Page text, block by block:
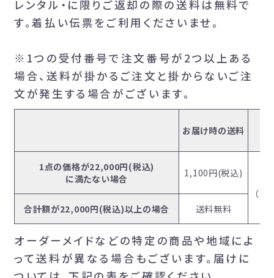
レンタル・に限りご返却の際の送料は無料で
す。着払い伝票をご利用くださいませ。
※1つの受付番号で注文番号が2つ以上ある
場合、送料が掛かるご注文と掛からないご注
文が発生する場合がございます。
お届け時の送料
1点の価格が22,000円(税込)
に満たない場合
1,100円(税込)
（
合計額が22,000円(税込)以上の場合
送料無料
オーダーメイドなどの特定の商品や地域によ
って送料が異なる場合もございます。届けに